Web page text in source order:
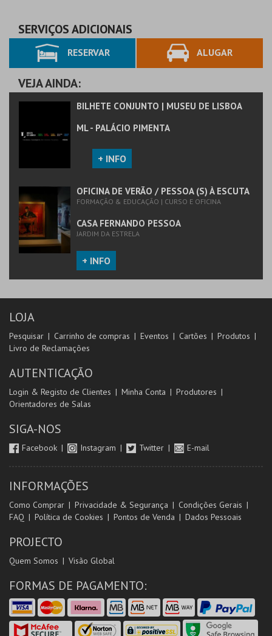
AQUISIÇÃO
MAIS INFO
COMPRAR
SERVIÇOS ADICIONAIS
RESERVAR ALUGAR
VEJA AINDA:
BILHETE CONJUNTO | MUSEU DE LISBOA
ML - PALÁCIO PIMENTA
+ INFO
OFICINA DE VERÃO / PESSOA (S) À ESCUTA
FORMAÇÃO & EDUCAÇÃO | CURSO E OFICINA
CASA FERNANDO PESSOA
JARDIM DA ESTRELA
+ INFO
LOJA
Pesquisar Carrinho de compras Eventos Cartões
Produtos
Livro de Reclamações
AUTENTICAÇÃO
Login & Registo de Clientes Minha Conta
Produtores
Orientadores de Salas
SIGA-NOS
Facebook Instagram Twitter E-mail
INFORMAÇÕES
Como Comprar Privacidade & Segurança
Condições Gerais
FAQ
Política de Cookies Pontos de Venda Dados Pessoais
PROJECTO
Quem Somos Visão Global
FORMAS DE PAGAMENTO: